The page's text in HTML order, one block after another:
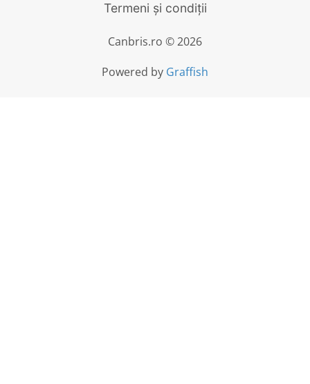
Termeni și condiții
Canbris.ro © 2026
Powered by Graffish